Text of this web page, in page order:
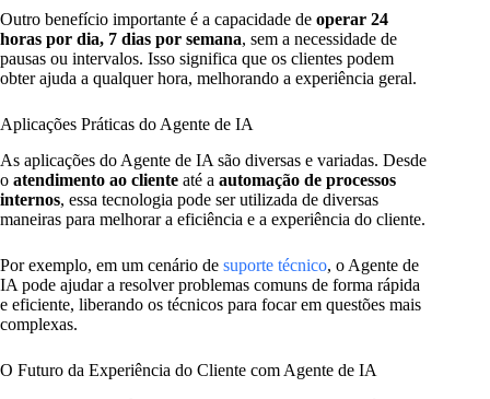
Outro benefício importante é a capacidade de operar 24
horas por dia, 7 dias por semana, sem a necessidade de
pausas ou intervalos. Isso significa que os clientes podem
obter ajuda a qualquer hora, melhorando a experiência geral.
Aplicações Práticas do Agente de IA
As aplicações do Agente de IA são diversas e variadas. Desde
o atendimento ao cliente até a automação de processos
internos, essa tecnologia pode ser utilizada de diversas
maneiras para melhorar a eficiência e a experiência do cliente.
Por exemplo, em um cenário de suporte técnico, o Agente de
IA pode ajudar a resolver problemas comuns de forma rápida
e eficiente, liberando os técnicos para focar em questões mais
complexas.
O Futuro da Experiência do Cliente com Agente de IA